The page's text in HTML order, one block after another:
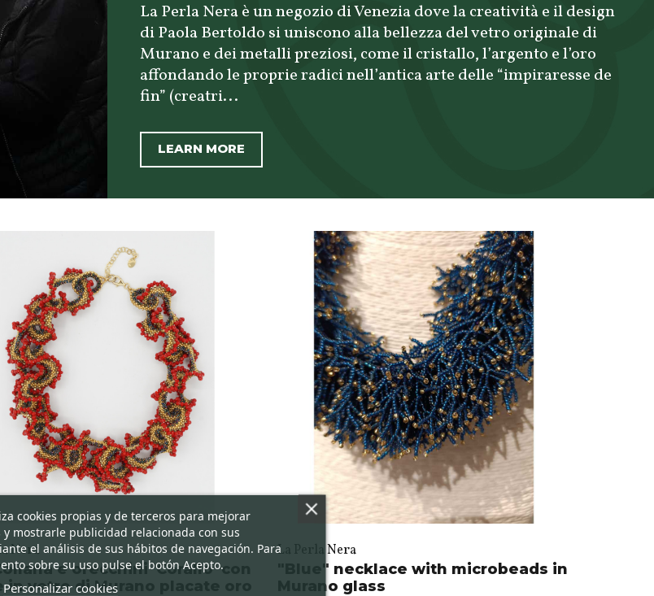
La Perla Nera è un negozio di Venezia dove la creatività e il design
di Paola Bertoldo si uniscono alla bellezza del vetro originale di
Murano e dei metalli preziosi, come il cristallo, l’argento e l’oro
affondando le proprie radici nell’antica arte delle “impiraresse de
fin” (creatri...
LEARN MORE
Nera
e orecchini 'Corallo' con
in vetro di Murano placate oro
La Perla Nera
"Blue" necklace with microbeads in
Murano glass
cookies propias y de terceros para mejorar
y mostrarle publicidad relacionada con sus
el análisis de sus hábitos de navegación. Para
sobre su uso pulse el botón Acepto.
Personalizar cookies